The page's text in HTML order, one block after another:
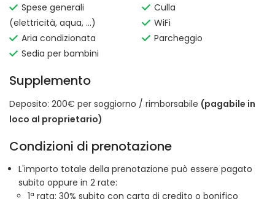
Spese generali
(elettricità, aqua, ...)
Aria condizionata
Sedia per bambini
Culla
WiFi
Parcheggio
Supplemento
Deposito: 200€ per soggiorno / rimborsabile (pagabile in
loco al proprietario)
Condizioni di prenotazione
L'importo totale della prenotazione può essere pagato
subito oppure in 2 rate:
1ª rata: 30% subito con carta di credito o bonifico